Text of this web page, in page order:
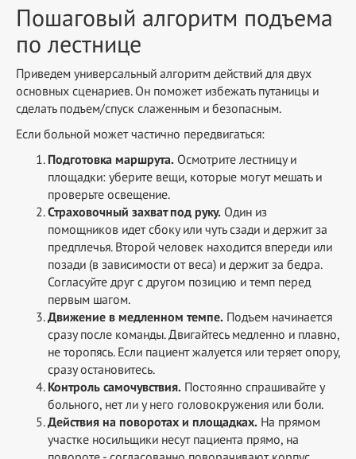
Пошаговый алгоритм подъема
по лестнице
Приведем универсальный алгоритм действий для двух
основных сценариев. Он поможет избежать путаницы и
сделать подъем/спуск слаженным и безопасным.
Если больной может частично передвигаться:
Подготовка маршрута. Осмотрите лестницу и
площадки: уберите вещи, которые могут мешать и
проверьте освещение.
Страховочный захват под руку. Один из
помощников идет сбоку или чуть сзади и держит за
предплечья. Второй человек находится впереди или
позади (в зависимости от веса) и держит за бедра.
Согласуйте друг с другом позицию и темп перед
первым шагом.
Движение в медленном темпе. Подъем начинается
сразу после команды. Двигайтесь медленно и плавно,
не торопясь. Если пациент жалуется или теряет опору,
сразу остановитесь.
Контроль самочувствия. Постоянно спрашивайте у
больного, нет ли у него головокружения или боли.
Действия на поворотах и площадках. На прямом
участке носильщики несут пациента прямо, на